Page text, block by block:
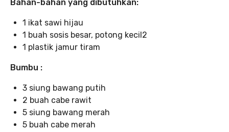
Bahan-bahan yang dibutuhkan:
1 ikat sawi hijau
1 buah sosis besar, potong kecil2
1 plastik jamur tiram
Bumbu :
3 siung bawang putih
2 buah cabe rawit
5 siung bawang merah
5 buah cabe merah